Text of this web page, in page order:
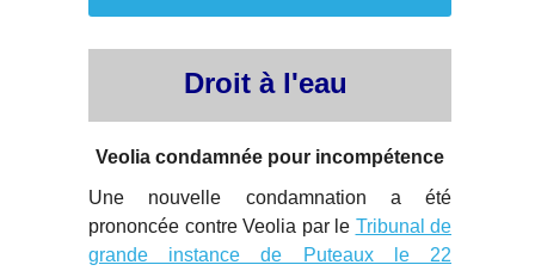
Droit à l'eau
Veolia condamnée pour incompétence
Une nouvelle condamnation a été
prononcée contre Veolia par le Tribunal de
grande instance de Puteaux le 22